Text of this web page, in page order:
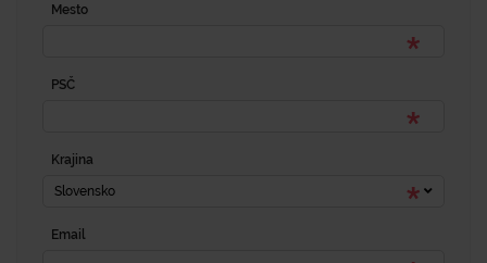
Mesto
PSČ
Krajina
Slovensko
Email